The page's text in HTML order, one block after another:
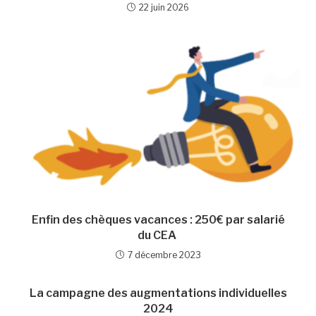
22 juin 2026
Enfin des chèques vacances : 250€ par salarié
du CEA
7 décembre 2023
La campagne des augmentations individuelles
2024